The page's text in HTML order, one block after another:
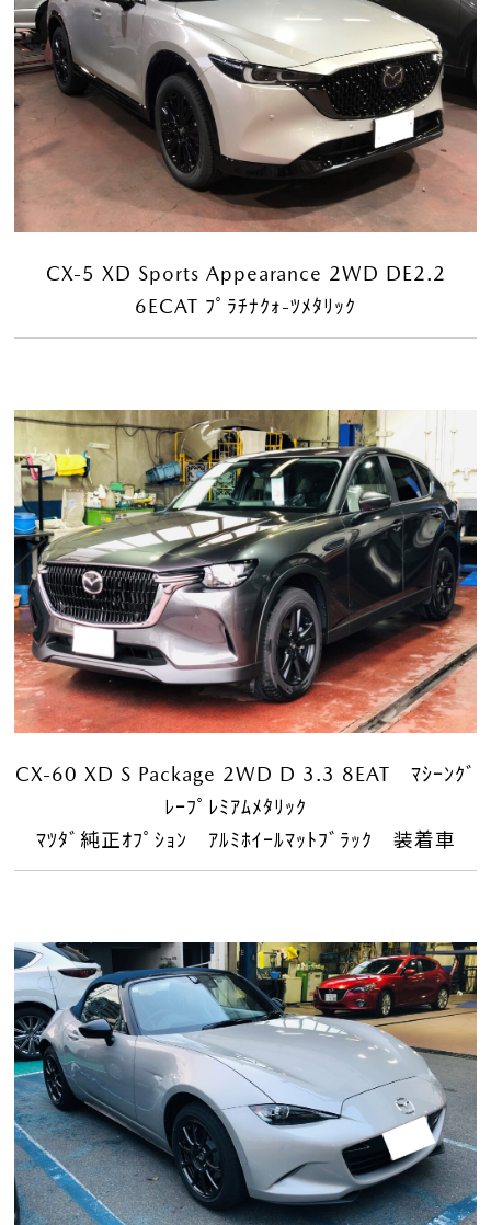
CX-5 XD Sports Appearance 2WD DE2.2
6ECAT ﾌﾟﾗﾁﾅｸｫ-ﾂﾒﾀﾘｯｸ
CX-60 XD S Package 2WD D 3.3 8EAT ﾏｼｰﾝｸﾞ
ﾚｰﾌﾟﾚﾐｱﾑﾒﾀﾘｯｸ
ﾏﾂﾀﾞ純正ｵﾌﾟｼｮﾝ ｱﾙﾐﾎｲｰﾙﾏｯﾄﾌﾞﾗｯｸ 装着車